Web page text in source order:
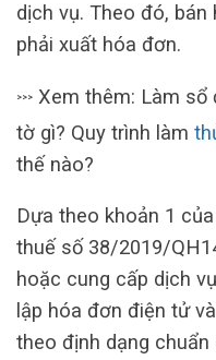
dịch vụ. Theo đó, bán
phải xuất hóa đơn.
>>> Xem thêm: Làm sổ
tờ gì? Quy trình làm
thế nào?
Dựa theo khoản 1
thuế số 38/2019/
hoặc cung cấp dịch
lập hóa đơn điện tử
theo định dạng